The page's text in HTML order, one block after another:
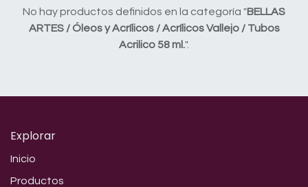
No hay productos definidos en la categoría "BELLAS
ARTES / Óleos y Acrílicos / Acrílicos Vallejo / Tubos
Acrilico 58 ml.".
Explorar
Inicio
Productos